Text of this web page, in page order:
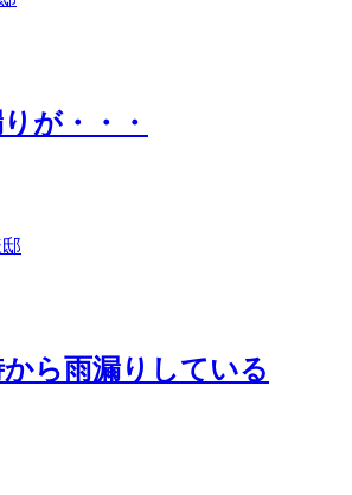
が・・・
ら雨漏りしている